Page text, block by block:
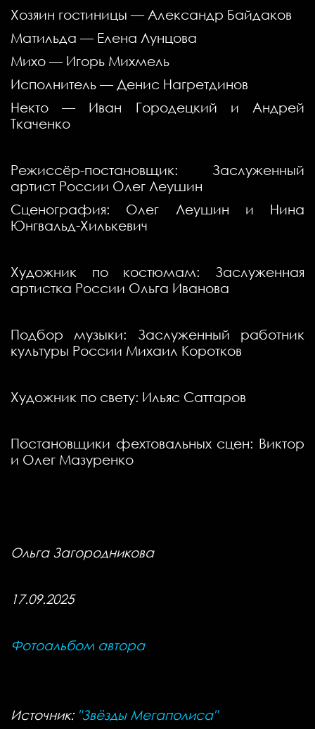
Хозяин гостиницы — Александр Байдаков
Матильда — Елена Лунцова
Михо — Игорь Михмель
Исполнитель — Денис Нагретдинов
Некто — Иван Городецкий и Андрей
Ткаченко
Режиссёр-постановщик: Заслуженный
артист России Олег Леушин
Сценография: Олег Леушин и Нина
Юнгвальд-Хилькевич
Художник по костюмам: Заслуженная
артистка России Ольга Иванова
Подбор музыки: Заслуженный работник
культуры России Михаил Коротков
Художник по свету: Ильяс Саттаров
Постановщики фехтовальных сцен: Виктор
и Олег Мазуренко
Ольга Загородникова
17.09.2025
Фотоальбом автора
Источник: "Звёзды Мегаполиса"